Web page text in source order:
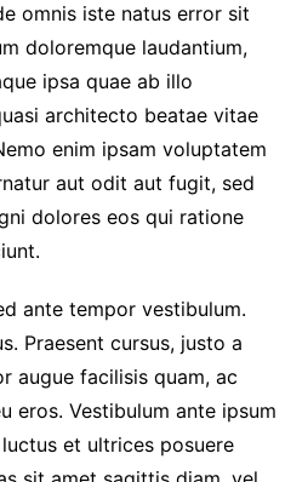
omnis iste natus error sit
doloremque laudantium,
ipsa quae ab illo
architecto beatae vitae
enim ipsam voluptatem
aut odit aut fugit, sed
dolores eos qui ratione
ante tempor vestibulum.
Praesent cursus, justo a
augue facilisis quam, ac
eros. Vestibulum ante ipsum
et ultrices posuere